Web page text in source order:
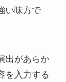
い味方で
出があらか
を入力する